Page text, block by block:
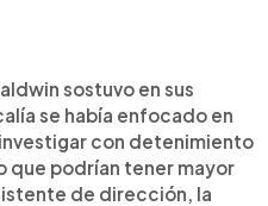
sostuvo en sus
se había enfocado en
con detenimiento
que podrían tener mayor
de dirección, la